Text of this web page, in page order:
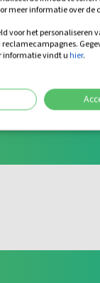
Naturel |
Bekijk
meer informatie over de
voor het personaliseren
informatie vindt uhier.